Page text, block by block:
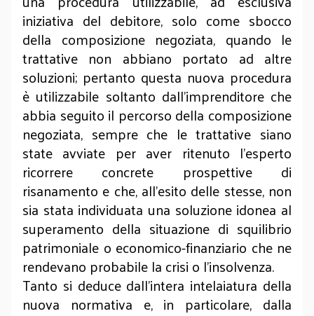
iniziativa del debitore, solo come sbocco
della composizione negoziata, quando le
trattative non abbiano portato ad altre
soluzioni; pertanto questa nuova procedura
è utilizzabile soltanto dall’imprenditore che
abbia seguito il percorso della composizione
negoziata, sempre che le trattative siano
state avviate per aver ritenuto l’esperto
ricorrere concrete prospettive di
risanamento e che, all’esito delle stesse, non
sia stata individuata una soluzione idonea al
superamento della situazione di squilibrio
patrimoniale o economico-finanziario che ne
rendevano probabile la crisi o l'insolvenza.
Tanto si deduce dall’intera intelaiatura della
nuova normativa e, in particolare, dalla